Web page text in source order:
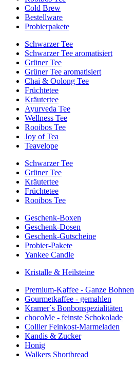
Cold Brew
Bestellware
Probierpakete
Schwarzer Tee
Schwarzer Tee aromatisiert
Grüner Tee
Grüner Tee aromatisiert
Chai & Oolong Tee
Früchtetee
Kräutertee
Ayurveda Tee
Wellness Tee
Rooibos Tee
Joy of Tea
Teavelope
Schwarzer Tee
Grüner Tee
Kräutertee
Früchtetee
Rooibos Tee
Geschenk-Boxen
Geschenk-Dosen
Geschenk-Gutscheine
Probier-Pakete
Yankee Candle
Kristalle & Heilsteine
Premium-Kaffee - Ganze Bohnen
Gourmetkaffee - gemahlen
Kramer´s Bonbonspezialitäten
chocoMe - feinste Schokolade
Collier Feinkost-Marmeladen
Kandis & Zucker
Honig
Walkers Shortbread